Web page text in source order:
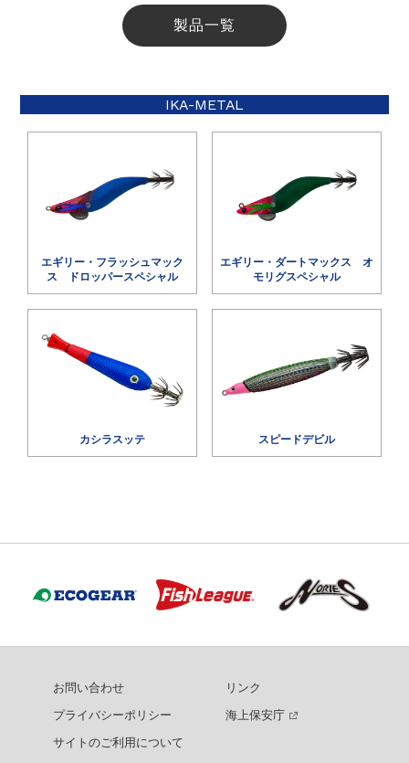
製品一覧
IKA-METAL
エギリー・フラッシュマック
ス ドロッパースペシャル
エギリー・ダートマックス オ
モリグスペシャル
カシラスッテ スピードデビル
リンク
海上保安庁
お問い合わせ
プライバシーポリシー
サイトのご利用について